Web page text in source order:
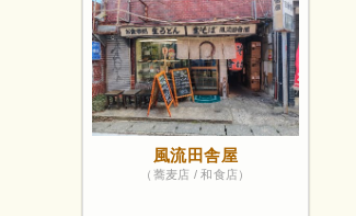
風流田舎屋
（蕎麦店 / 和食店）